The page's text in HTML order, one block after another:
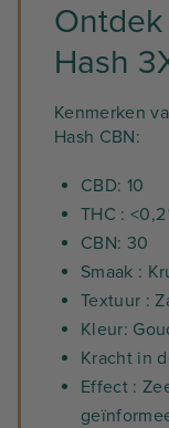
Hash
Kenmerken
Hash CBN:
CBD: 10
THC : <0,2
CBN: 30
Smaak :
Textuur :
Kleur:
Kracht in
Effect :